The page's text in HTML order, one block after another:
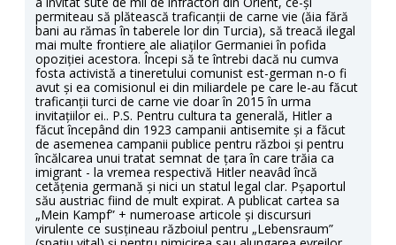
permiteau să plătească traficanții de carne vie (ăia fără
bani au rămas în taberele lor din Turcia), să treacă ilegal
mai multe frontiere ale aliaților Germaniei în pofida
opoziției acestora. Începi să te întrebi dacă nu cumva
fosta activistă a tineretului comunist est-german n-o fi
avut și ea comisionul ei din miliardele pe care le-au făcut
traficanții turci de carne vie doar în 2015 în urma
invitațiilor ei.. P.S. Pentru cultura ta generală, Hitler a
făcut începând din 1923 campanii antisemite și a făcut
de asemenea campanii publice pentru război și pentru
încălcarea unui tratat semnat de țara în care trăia ca
imigrant - la vremea respectivă Hitler neavâd încă
cetățenia germană și nici un statul legal clar. Pșaportul
său austriac fiind de mult expirat. A publicat cartea sa
„Mein Kampf” + numeroase articole și discursuri
virulente ce susțineau războiul pentru „Lebensraum”